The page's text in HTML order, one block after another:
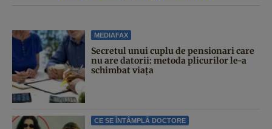
MEDIAFAX
Secretul unui cuplu de pensionari care
nu are datorii: metoda plicurilor le-a
schimbat viața
CE SE ÎNTÂMPLĂ DOCTORE